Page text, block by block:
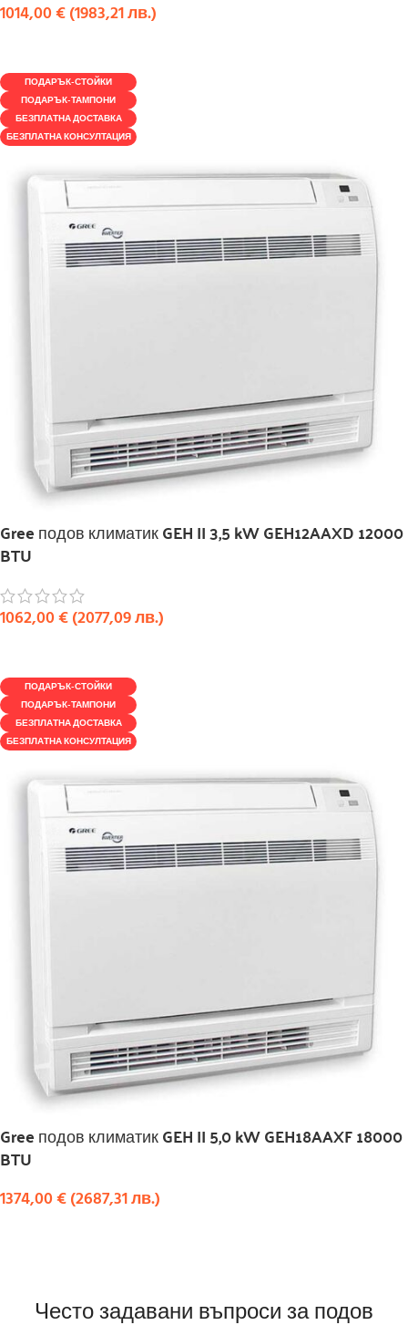
1014,00€(1983,21лв.)
ПОДАРЪК-СТОЙКИ
ПОДАРЪК-ТАМПОНИ
БЕЗПЛАТНА ДОСТАВКА
БЕЗПЛАТНА КОНСУЛТАЦИЯ
Gree подов климатик GEH II 3,5 kW GEH12AAXD 12000
BTU
1062,00€(2077,09лв.)
ПОДАРЪК-СТОЙКИ
ПОДАРЪК-ТАМПОНИ
БЕЗПЛАТНА ДОСТАВКА
БЕЗПЛАТНА КОНСУЛТАЦИЯ
Gree подов климатик GEH II 5,0 kW GEH18AAXF 18000
BTU
1374,00€(2687,31лв.)
Често задавани въпроси за подов